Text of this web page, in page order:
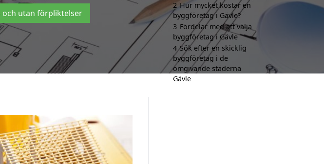
och utan förpliktelser
2 Hur mycket kostar en
byggföretag i Gävle?
3 Fördelar med att välja
byggföretag i Gävle
4 Sök efter en skicklig
byggföretag i de
omgivande städerna
Gävle